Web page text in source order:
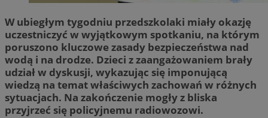
W ubiegłym tygodniu przedszkolaki miały okazję
uczestniczyć w wyjątkowym spotkaniu, na którym
poruszono kluczowe zasady bezpieczeństwa nad
wodą i na drodze. Dzieci z zaangażowaniem brały
udział w dyskusji, wykazując się imponującą
wiedzą na temat właściwych zachowań w różnych
sytuacjach. Na zakończenie mogły z bliska
przyjrzeć się policyjnemu radiowozowi.